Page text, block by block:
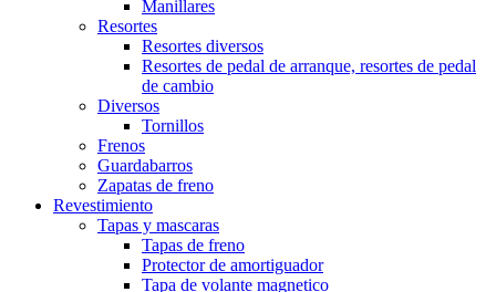
Manillares
Resortes
Resortes diversos
Resortes de pedal de arranque, resortes de pedal
de cambio
Diversos
Tornillos
Frenos
Guardabarros
Zapatas de freno
Revestimiento
Tapas y mascaras
Tapas de freno
Protector de amortiguador
Tapa de volante magnetico